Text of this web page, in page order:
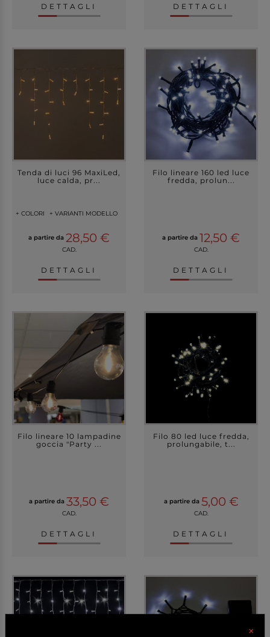
DETTAGLI DETTAGLI
Tenda di luci 96 MaxiLed,
luce calda, pr...
+ COLORI + VARIANTI MODELLO
a partire da 28,50 €
CAD.
DETTAGLI
Filo lineare 160 led luce
fredda, prolun...
a partire da 12,50 €
CAD.
DETTAGLI
Filo lineare 10 lampadine
goccia "Party ...
a partire da 33,50 €
CAD.
DETTAGLI
Filo 80 led luce fredda,
prolungabile, t...
a partire da 5,00 €
CAD.
DETTAGLI
×